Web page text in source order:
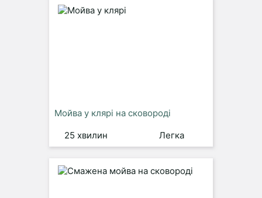
Мойва у клярі на сковороді
25 хвилин
Легка